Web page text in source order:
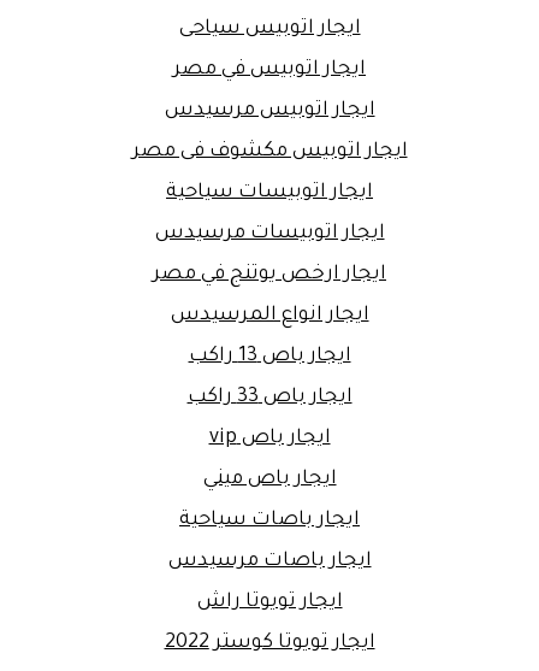
ايجار اتوبيس سياحى
ايجار اتوبيس في مصر
ايجار اتوبيس مرسيدس
ايجار اتوبيس مكشوف فى مصر
ايجار اتوبيسات سياحية
ايجار اتوبيسات مرسيدس
ايجار ارخص يوتنج في مصر
ايجار انواع المرسيدس
ايجار باص 13 راكب
ايجار باص 33 راكب
ايجار باص vip
ايجار باص ميني
ايجار باصات سياحية
ايجار باصات مرسيدس
ايجار تويوتا راش
ايجار تويوتا كوستر 2022